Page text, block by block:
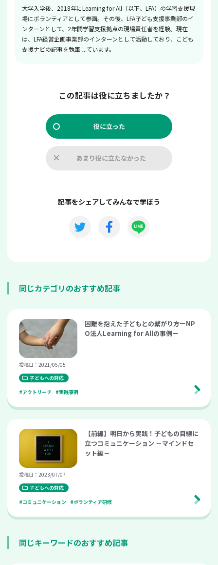
大学入学後、2018年にLearning for All（以下、LFA）の学習支援現
場にボランティアとして参画。その後、LFA子ども支援事業部のイ
ンターンとして、2年間学習支援拠点の現場責任者を経験。現在
は、LFA経営企画事業部のインターンとして活動しており、こども
支援ナビの記事を執筆しています。
この記事は役に立ちましたか？
役に立った
あまり役に立たなかった
記事をシェアしてみんなで学ぼう
同じカテゴリのおすすめ記事
困難を抱えた子どもとの繋がり方ーNP
O法人Learning for Allの事例ー
投稿日：2021/05/05
子どもへの対応
#アウトリーチ
#実践事例
【前編】明日から実践！子どもの目線に
立つコミュニケーション －マインドセ
ット編－
投稿日：2023/07/07
子どもへの対応
#コミュニケーション
#ボランティア研修
同じキーワードのおすすめ記事